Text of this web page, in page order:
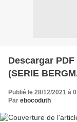
Descargar PDF
(SERIE
Publié le 28/12/2021 à
Par ebocoduth